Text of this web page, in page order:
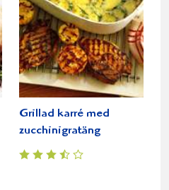
Grillad karré med
zucchinigratäng